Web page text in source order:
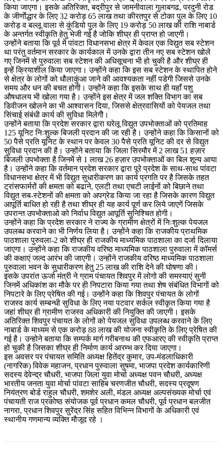
किया जाएगा। इसके अतिरिक्त, बद्रीपुर से जामनीवाला गुलाबगढ, परदुनी रोड
के जीर्णाेद्धार के लिए 32 करोड़ 65 लाख तथा कीरतपुर से टोका पुल के लिए 10
करोड़ व बल्लू वाला से कुंडियो पुल के लिए 19 करोड़ 50 लाख की राशि नाबार्ड
के अन्तर्गत स्वीकृति हेतु भेजी गई है जोकि शीघ्र ही प्राप्त हो जाएगी।
उन्होंने बताया कि पूर्व में पांवटा विधानसभा क्षेत्र में केवल एक विद्युत सब स्टेशन
था परंतु वर्तमान सरकार के कार्यकाल में उनके द्वारा तीन नए सब स्टेशन खोले
गए जिनमें से पुरुवाला सब स्टेशन की अधिसूचना भी हो चुकी है और शीघ्र ही
इन्हें क्रियाशील किया जाएगा। उन्होंने कहा कि इस सब स्टेशन के स्थापित होने
से क्षेत्र के लोगों को धौलाकुंआ जाने की आवश्यकता नहीं पडेगी जिससे उनके
समय और धन की बचत होगी। उन्होंने कहा कि इसके साथ ही यहाँ पशु
औषधालय भी खोला गया है। उन्होंने इस क्षेत्र में जल शक्ति विभाग का सब
डिवीजन खोलने का भी आश्वासन दिया, जिससे क्षेत्रवासियों को पेयजल तथा
सिंचाई संबंधी कार्य की सुविधा मिलेगीे।
उन्होंने बताया कि प्रदेश सरकार द्वारा घरेलू विद्युत उपभोक्ताओं को प्रतिमाह
125 यूनिट निःशुल्क बिजली प्रदान की जा रही है। उन्होंने कहा कि किसानों को
50 पैसे प्रति यूनिट के स्थान पर केवल 30 पैसे प्रति यूनिट की दर से विद्युत
सुविधा प्रदान की है। उन्होंने बताया कि जिला सिरमौर में 2 लाख 51 हज़ार
बिजली उपभोक्ता है जिनमें से 1 लाख 26 हज़ार उपभोक्ताओं का बिल शून्य आया
है। उन्होंने कहा कि वर्तमान प्रदेश सरकार द्वारा पूरे प्रदेश के साथ-साथ पांवटा
विधानसभा क्षेत्र में भी विद्युत सुधारीकरण का कार्य प्रगति पर है जिसके तहत
ट्रांसफार्मरों की क्षमता को बढाने, एलटी तथा एचटी लाईनों को बिछाने तथा
विद्युत सब-स्टेशनों की क्षमता को अपग्रेड किया जा रहा है जिसके कारण विद्युत
आपूर्ति बाधित हो रही है तथा शीघ्र ही यह कार्य पूर्ण कर लिये जाएगें जिसके
उपरान्त उपभोक्ताओ को निर्वाध विद्युत आपूर्ति सुनिश्चित होगी।
उन्होंने कहा कि प्रदेश सरकार ने राज्य के ग्रामीण क्षेत्रों में निःशुल्क पेयजल
उपलब्ध करवाने का भी निर्णय लिया है। उन्होंने कहा कि राजकीय प्राथमिक
पाठशाला पुरुवला-2 को शीघ्र ही राजकीय माध्यमिक पाठशाला का दर्जा दिलाया
जाएगा। उन्होंने कहा कि राजकीय वरिष्ठ माध्यमिक पाठशाला पुरुवाला में कॉमर्स
की कक्षाएं जल्द आरंभ की जाएगी। उन्होंने राजकीय वरिष्ठ माध्यमिक पाठशाला
पुरुवाला भवन के सुधारीकरण हेतु 25 लाख की राशि देने की घोषणा की।
इसके उपरांत ऊर्जा मंत्री ने ग्राम पंचायत शिवपुर में लोगो की समस्याएं सुनी
जिनमें अधिकांश का मौके पर ही निपटारा किया गया तथा शेष संबंधित विभागों को
निपटारे के लिए प्रेषित की गई। उन्होंने कहा कि शिवपुर पंचायत के लोगों
राजस्व कार्य सम्बन्धी सुविधा के लिए नया पटवार सर्कल स्वीकृत किया गया है
जहां शीघ्र ही ग्रामीण राजस्व अधिकारी की नियुक्ति की जाएगी। इसके
अतिरिक्त शिवपुर पंचायत के लोगों को पेयजल सुविधा उपलब्ध करवाने के लिए
नाबार्ड के माध्यम से एक करोड़ 88 लाख की योजना स्वीकृति के लिए प्रेषित की
गई है। उन्होने बताया कि सम्पर्क मार्ग गरीबनाथ की एफआरए की स्वीकृति प्राप्त
हो चुकी है जिसका शीघ्र ही निर्माण कार्य आरम्भ कर दिया जाएगा।
इस अवसर पर पंचायत समिति अध्यक्ष हितेंद्र कुमार, उप-मंडलाधिकारी
(नागरिक) विवेक महाजन, प्रधान पुरुवाला सुषमा, भाजपा प्रदेश कार्यकारिणी
सदस्य देवेन्द्र चौधरी, भाजपा जिला युवा मोर्चा अध्यक्ष पवन चौधरी, अध्यक्ष
भारतीय जनता युवा मोर्चा पांवटा साहिब चरणजीत चौधरी, सदस्य प्रदूषण
नियंत्रण बोर्ड राहुल चौधरी, शमशेर अली, मंडल अध्यक्ष अल्पसंख्यक मोर्चा एवं
पंचायती राज प्रकोष्ठ संयोजक पूर्व प्रधान कमल चौधरी, पूर्व प्रधान बलजीत
नागरा, प्रधान शिवपुर सुरेंद्र सिंह सहित विभिन्न विभागों के अधिकारी एवं
स्थानीय गणमान्य व्यक्ति मौजूद रहे ।